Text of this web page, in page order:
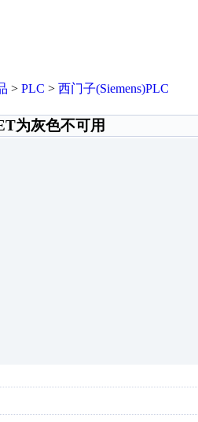
> PLC > 西门子(Siemens)PLC
为灰色不可用